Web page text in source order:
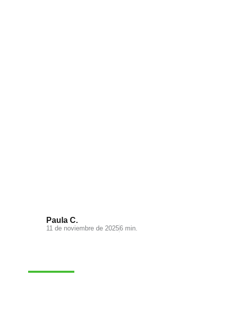
Paula C.
11 de noviembre de 20256 min.